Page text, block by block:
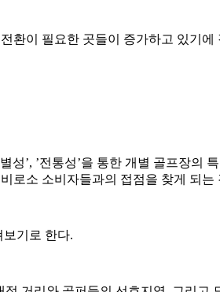
환이 필요한 곳들이 증가하고 있기
별성’, ’전통성’을 통한 개별 골프장
로소 소비자들과의 접점을 찾게 되는
기로 한다.